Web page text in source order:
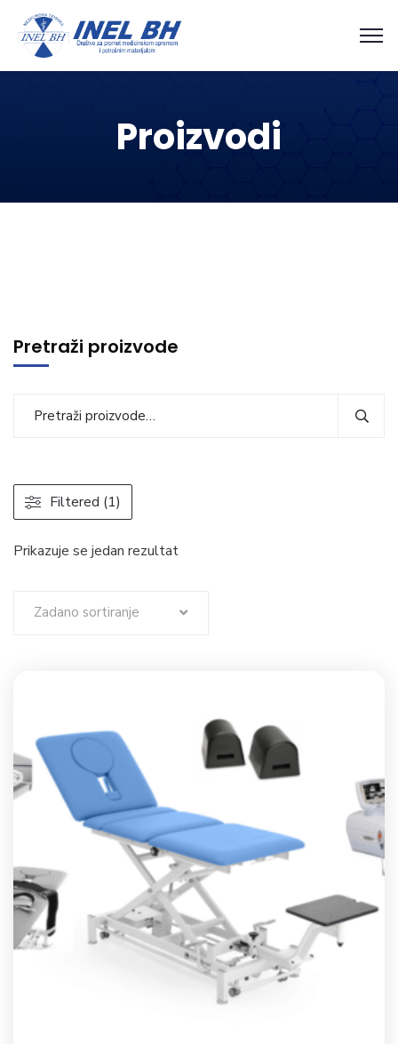
Proizvodi
Prikazuje se jedan rezultat
Zadano sortiranje
Pretraži proizvode
Filtered (1)